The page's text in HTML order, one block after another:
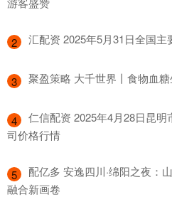
2 汇配资 2025年5月31日全国
3 聚盈策略 大千世界丨食物血
4
仁信配资 2025年4月28日昆
司价格行情
5
配亿多 安逸四川·绵阳之夜：
融合新画卷